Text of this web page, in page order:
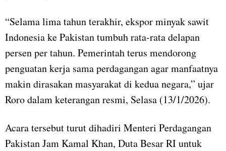
“Selama lima tahun terakhir, ekspor minyak sawit
Indonesia ke Pakistan tumbuh rata-rata delapan
persen per tahun. Pemerintah terus mendorong
penguatan kerja sama perdagangan agar manfaatnya
makin dirasakan masyarakat di kedua negara,” ujar
Roro dalam keterangan resmi, Selasa (13/1/2026).
Acara tersebut turut dihadiri Menteri Perdagangan
Pakistan Jam Kamal Khan, Duta Besar RI untuk